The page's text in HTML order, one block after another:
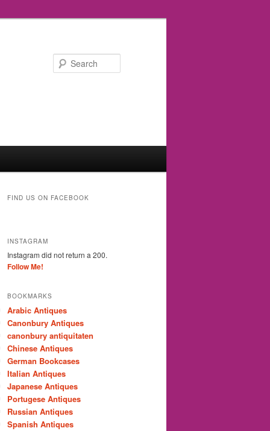
FIND US ON FACEBOOK
INSTAGRAM
Instagram did not return a 200.
Follow Me!
BOOKMARKS
Arabic Antiques
Canonbury Antiques
canonbury antiquitaten
Chinese Antiques
German Bookcases
Italian Antiques
Japanese Antiques
Portugese Antiques
Russian Antiques
Spanish Antiques